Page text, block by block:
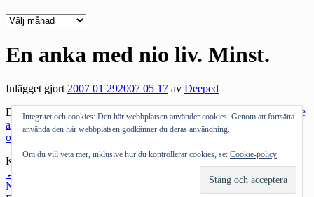
Deepedition
En anka med nio liv. Minst.
Inlägget gjort2007 01 292007 05 17 av Deeped
Den här jävla ankan har nio liv. Jepp. Ankan som tidigare överlevde
att bli skjuten och stoppad i frysenhar nu ocksåöverlevt en
operation
. Nån snurrpelle lär se det som ett tecken att ankor är gud.
Kategorier: Humor
Inläggsnavigering
←
Nästa inlägg
Integritet och cookies: Den här webbplatsen använder cookies. Genom att fortsätta
använda den här webbplatsen godkänner du deras användning.
Om du vill veta mer, inklusive hur du kontrollerar cookies, se: Cookie-policy